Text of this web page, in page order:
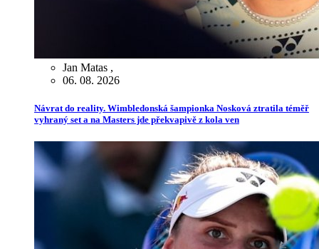
Jan Matas ,
06. 08. 2026
Návrat do reality. Wimbledonská šampionka Nosková ztratila téměř
vyhraný set a na Masters jde překvapivě z kola ven